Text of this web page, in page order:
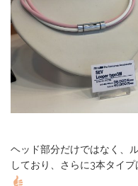
ヘッド部分だけではなく、
しており、さらに3本タイ